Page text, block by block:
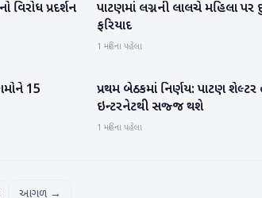
વિરોધ પ્રદર્શન
પાટણ
પાટણમાં લગ્નની લાલચે મહિલા પર
ફરિયાદ
1 મહિના પહેલા
15
પાટણ
પ્રથમ બેઠકમાં નિર્ણય: પાટણ
ઇન્ટરનેટથી સજ્જ થશે
1 મહિના પહેલા
આગળ →